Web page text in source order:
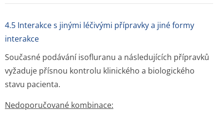
4.5 Interakce s jinými léčivými přípravky a jiné formy
interakce
Současné podávání isofluranu a následujících přípravků
vyžaduje přísnou kontrolu klinického a biologického
stavu pacienta.
Nedoporučované kombinace: